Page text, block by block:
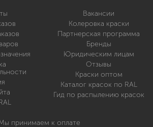
Вакансии
Колеровка краски
Партнерская программа
Бренды
Юридическим лицам
Отзывы
Краски оптом
Каталог красок по RAL
Гид по распылению красок
принимаем к оплате